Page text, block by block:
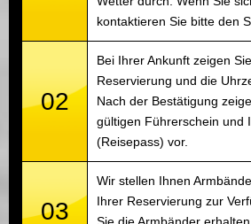
kontaktieren Sie bitte den
02
Bei Ihrer Ankunft zeigen
Reservierung und die
Nach der Bestätigung
gültigen Führerschein und
(Reisepass) vor.
03
Wir stellen Ihnen
Ihrer Reservierung zur